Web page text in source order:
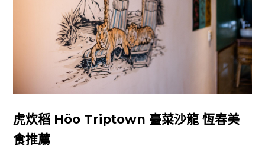
虎炊稻 Höo Triptown 臺菜沙龍 恆春美
食推薦